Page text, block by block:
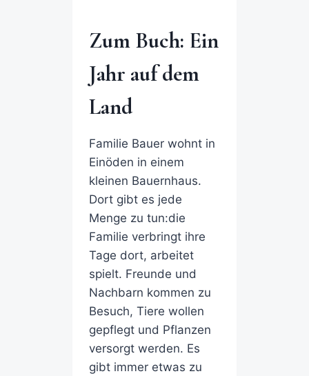
Zum Buch: Ein
Jahr auf dem
Land
Familie Bauer wohnt in
Einöden in einem
kleinen Bauernhaus.
Dort gibt es jede
Menge zu tun:die
Familie verbringt ihre
Tage dort, arbeitet
spielt. Freunde und
Nachbarn kommen zu
Besuch, Tiere wollen
gepflegt und Pflanzen
versorgt werden. Es
gibt immer etwas zu